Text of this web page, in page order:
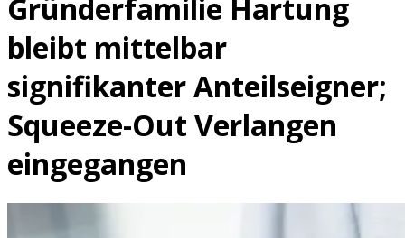
Gründerfamilie Hartung
bleibt mittelbar
signifikanter Anteilseigner;
Squeeze-Out Verlangen
eingegangen